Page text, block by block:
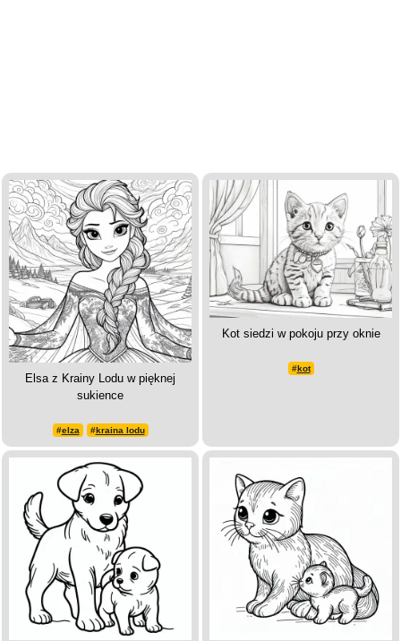
Elsa z Krainy Lodu w pięknej
sukience
#elza #kraina lodu
Kot siedzi w pokoju przy oknie
#kot